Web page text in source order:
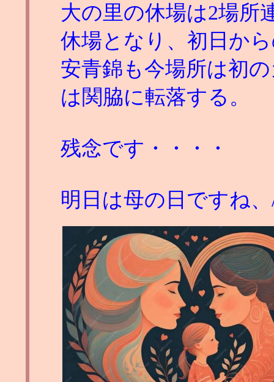
大の里の休場は2場所
休場となり、初日か
安青錦も今場所は初
は関脇に転落する。
残念です・・・・
明日は母の日ですね